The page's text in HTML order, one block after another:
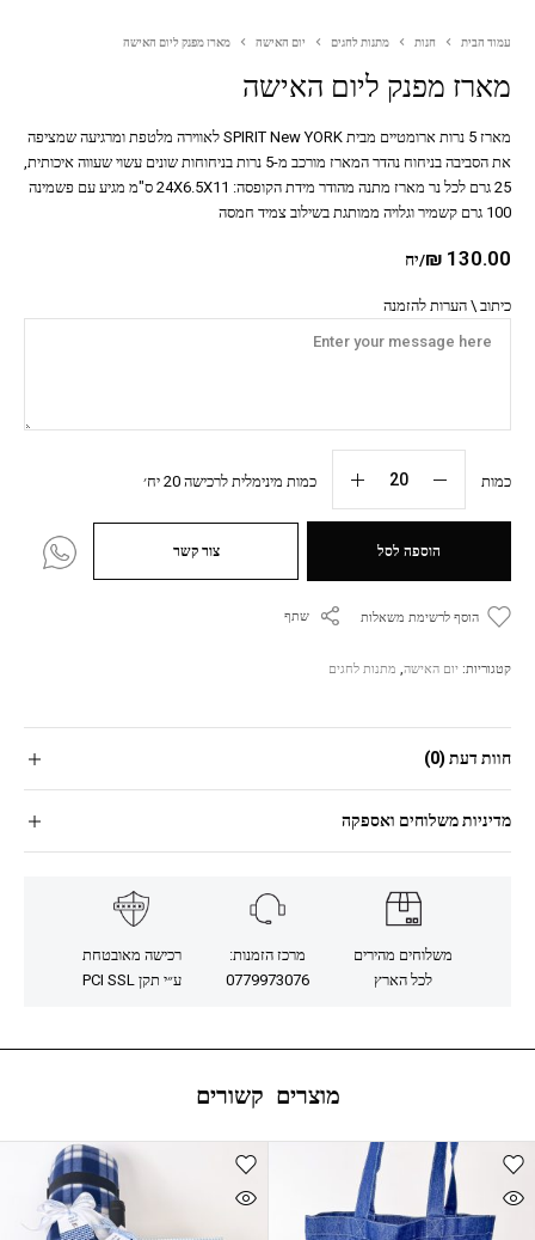
עמוד הבית חנות מתנות לחגים יום האישה מארז מפנק ליום האישה
מארז מפנק ליום האישה
₪ 130.00 /יח
כיתוב \ הערות להזמנה
כמות כמות מינימלית לרכישה 20 יח׳
הוספה לסל צור קשר
הוסף לרשימת משאלות שתף
קטגוריות: יום האישה, מתנות לחגים
מארז 5 נרות ארומטיים מבית SPIRIT New YORK לאווירה מלטפת ומרגיעה שמציפה
את הסביבה בניחוח נהדר המארז מורכב מ-5 נרות בניחוחות שונים עשוי שעווה איכותית,
25 גרם לכל נר מארז מתנה מהודר מידת הקופסה: 24X6.5X11 ס"מ מגיע עם פשמינה
100 גרם קשמיר וגלויה ממותגת בשילוב צמיד חמסה
חוות דעת (0)
מדיניות משלוחים ואספקה
משלוחים מהירים
לכל הארץ
מרכז הזמנות:
0779973076
רכישה מאובטחת
ע״י תקן PCI SSL
מוצרים קשורים